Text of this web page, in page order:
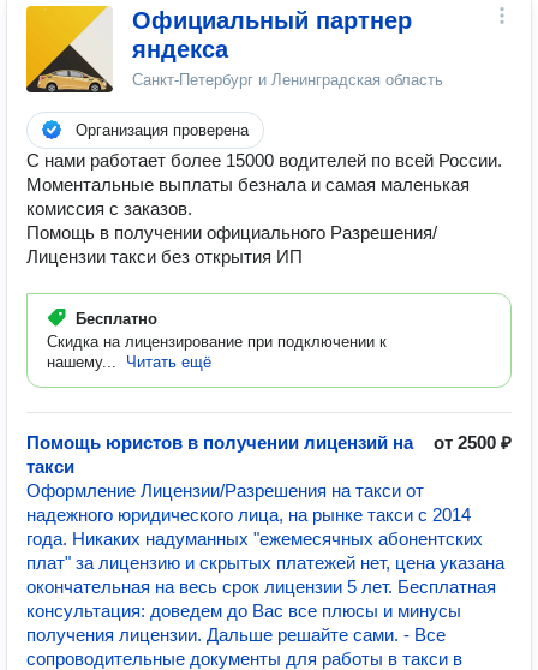
Официальный партнер
яндекса
Санкт-Петербург и Ленинградская область
Организация проверена
С нами работает более 15000 водителей по всей России.
Моментальные выплаты безнала и самая маленькая
комиссия с заказов.
Помощь в получении официального Разрешения/
Лицензии такси без открытия ИП
Бесплатно
Скидка на лицензирование при подключении к
нашему...
Читать ещё
Помощь юристов в получении лицензий на
такси
от 2500 ₽
Оформление Лицензии/Разрешения на такси от
надежного юридического лица, на рынке такси с 2014
года. Никаких надуманных "ежемесячных абонентских
плат" за лицензию и скрытых платежей нет, цена указана
окончательная на весь срок лицензии 5 лет. Бесплатная
консультация: доведем до Вас все плюсы и минусы
получения лицензии. Дальше решайте сами. - Все
сопроводительные документы для работы в такси в